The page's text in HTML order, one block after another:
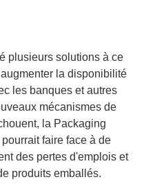
plusieurs solutions à ce
la disponibilité
les banques et autres
mécanismes de
la Packaging
faire face à de
des pertes d'emplois et
produits emballés.